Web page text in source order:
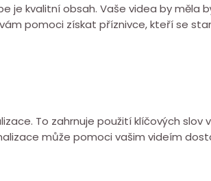
je kvalitní obsah. Vaše videa by měla
pomoci získat příznivce, kteří se
To zahrnuje použití klíčových
může pomoci vašim videím